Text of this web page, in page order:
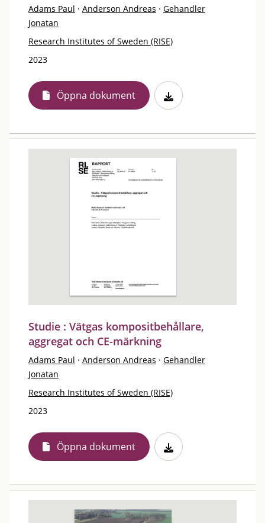
Adams Paul · Anderson Andreas · Gehandler
Jonatan
Research Institutes of Sweden (RISE)
2023
Öppna dokument
Studie : Vätgas kompositbehållare,
aggregat och CE-märkning
Adams Paul · Anderson Andreas · Gehandler
Jonatan
Research Institutes of Sweden (RISE)
2023
Öppna dokument